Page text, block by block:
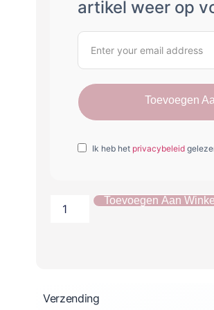
artikel weer op
Toevoegen
Ik heb het privacybeleid
Toevoegen Aan
Verzending